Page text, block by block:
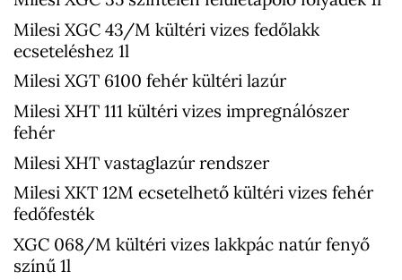
Milesi XGC 43/M kültéri vizes fedőlakk
ecseteléshez 1l
Milesi XGT 6100 fehér kültéri lazúr
Milesi XHT 111 kültéri vizes impregnálószer
fehér
Milesi XHT vastaglazúr rendszer
Milesi XKT 12M ecsetelhető kültéri vizes fehér
fedőfesték
XGC 068/M kültéri vizes lakkpác natúr fenyő
színű 1l